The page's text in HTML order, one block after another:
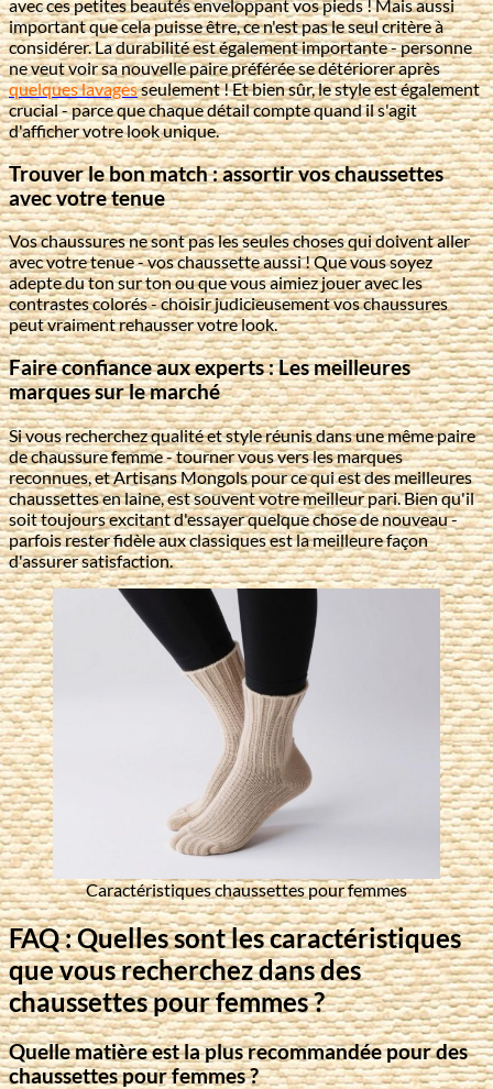
avec ces petites beautés enveloppant vos pieds ! Mais aussi
important que cela puisse être, ce n'est pas le seul critère à
considérer. La durabilité est également importante - personne
ne veut voir sa nouvelle paire préférée se détériorer après
quelques lavagesseulement ! Et bien sûr, le style est également
crucial - parce que chaque détail compte quand il s'agit
d'afficher votre look unique.
Trouver le bon match : assortir vos chaussettes
avec votre tenue
Vos chaussures ne sont pas les seules choses qui doivent aller
avec votre tenue - vos chaussette aussi ! Que vous soyez
adepte du ton sur ton ou que vous aimiez jouer avec les
contrastes colorés - choisir judicieusement vos chaussures
peut vraiment rehausser votre look.
Faire confiance aux experts : Les meilleures
marques sur le marché
Si vous recherchez qualité et style réunis dans une même paire
de chaussure femme - tourner vous vers les marques
reconnues, et Artisans Mongols pour ce qui est des meilleures
chaussettes en laine, est souvent votre meilleur pari. Bien qu'il
soit toujours excitant d'essayer quelque chose de nouveau -
parfois rester fidèle aux classiques est la meilleure façon
d'assurer satisfaction.
Caractéristiques chaussettes pour femmes
FAQ : Quelles sont les caractéristiques
que vous recherchez dans des
chaussettes pour femmes ?
Quelle matière est la plus recommandée pour des
chaussettes pour femmes ?